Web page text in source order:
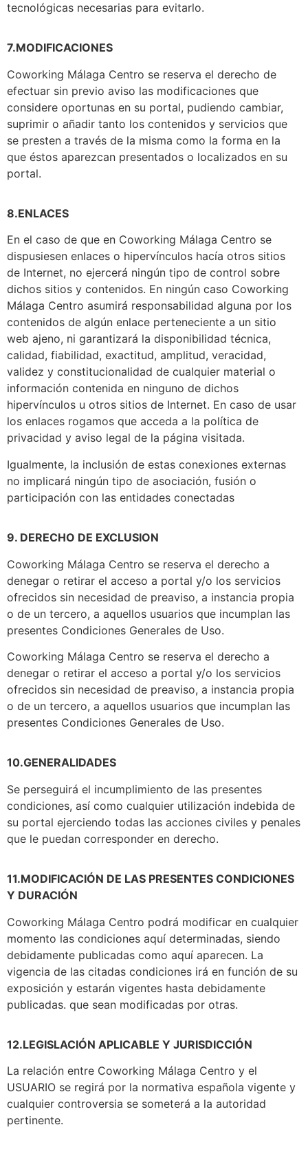
tecnológicas necesarias para evitarlo.
7.MODIFICACIONES
Coworking Málaga Centro se reserva el derecho de
efectuar sin previo aviso las modificaciones que
considere oportunas en su portal, pudiendo cambiar,
suprimir o añadir tanto los contenidos y servicios que
se presten a través de la misma como la forma en la
que éstos aparezcan presentados o localizados en su
portal.
8.ENLACES
En el caso de que en Coworking Málaga Centro se
dispusiesen enlaces o hipervínculos hacía otros sitios
de Internet, no ejercerá ningún tipo de control sobre
dichos sitios y contenidos. En ningún caso Coworking
Málaga Centro asumirá responsabilidad alguna por los
contenidos de algún enlace perteneciente a un sitio
web ajeno, ni garantizará la disponibilidad técnica,
calidad, fiabilidad, exactitud, amplitud, veracidad,
validez y constitucionalidad de cualquier material o
información contenida en ninguno de dichos
hipervínculos u otros sitios de Internet. En caso de usar
los enlaces rogamos que acceda a la política de
privacidad y aviso legal de la página visitada.
Igualmente, la inclusión de estas conexiones externas
no implicará ningún tipo de asociación, fusión o
participación con las entidades conectadas
9. DERECHO DE EXCLUSION
Coworking Málaga Centro se reserva el derecho a
denegar o retirar el acceso a portal y/o los servicios
ofrecidos sin necesidad de preaviso, a instancia propia
o de un tercero, a aquellos usuarios que incumplan las
presentes Condiciones Generales de Uso.
Coworking Málaga Centro se reserva el derecho a
denegar o retirar el acceso a portal y/o los servicios
ofrecidos sin necesidad de preaviso, a instancia propia
o de un tercero, a aquellos usuarios que incumplan las
presentes Condiciones Generales de Uso.
10.GENERALIDADES
Se perseguirá el incumplimiento de las presentes
condiciones, así como cualquier utilización indebida de
su portal ejerciendo todas las acciones civiles y penales
que le puedan corresponder en derecho.
11.MODIFICACIÓN DE LAS PRESENTES CONDICIONES
Y DURACIÓN
Coworking Málaga Centro podrá modificar en cualquier
momento las condiciones aquí determinadas, siendo
debidamente publicadas como aquí aparecen. La
vigencia de las citadas condiciones irá en función de su
exposición y estarán vigentes hasta debidamente
publicadas. que sean modificadas por otras.
12.LEGISLACIÓN APLICABLE Y JURISDICCIÓN
La relación entre Coworking Málaga Centro y el
USUARIO se regirá por la normativa española vigente y
cualquier controversia se someterá a la autoridad
pertinente.